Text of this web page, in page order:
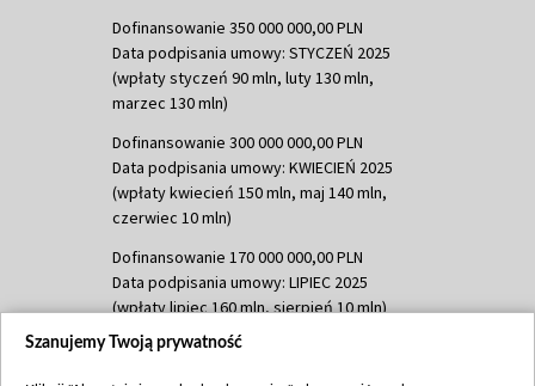
Dofinansowanie 350 000 000,00 PLN
Data podpisania umowy: STYCZEŃ 2025
(wpłaty styczeń 90 mln, luty 130 mln,
marzec 130 mln)
Dofinansowanie 300 000 000,00 PLN
Data podpisania umowy: KWIECIEŃ 2025
(wpłaty kwiecień 150 mln, maj 140 mln,
czerwiec 10 mln)
Dofinansowanie 170 000 000,00 PLN
Data podpisania umowy: LIPIEC 2025
(wpłaty lipiec 160 mln, sierpień 10 mln)
Dofinansowanie 60 000 000,00 PLN
Szanujemy Twoją prywatność